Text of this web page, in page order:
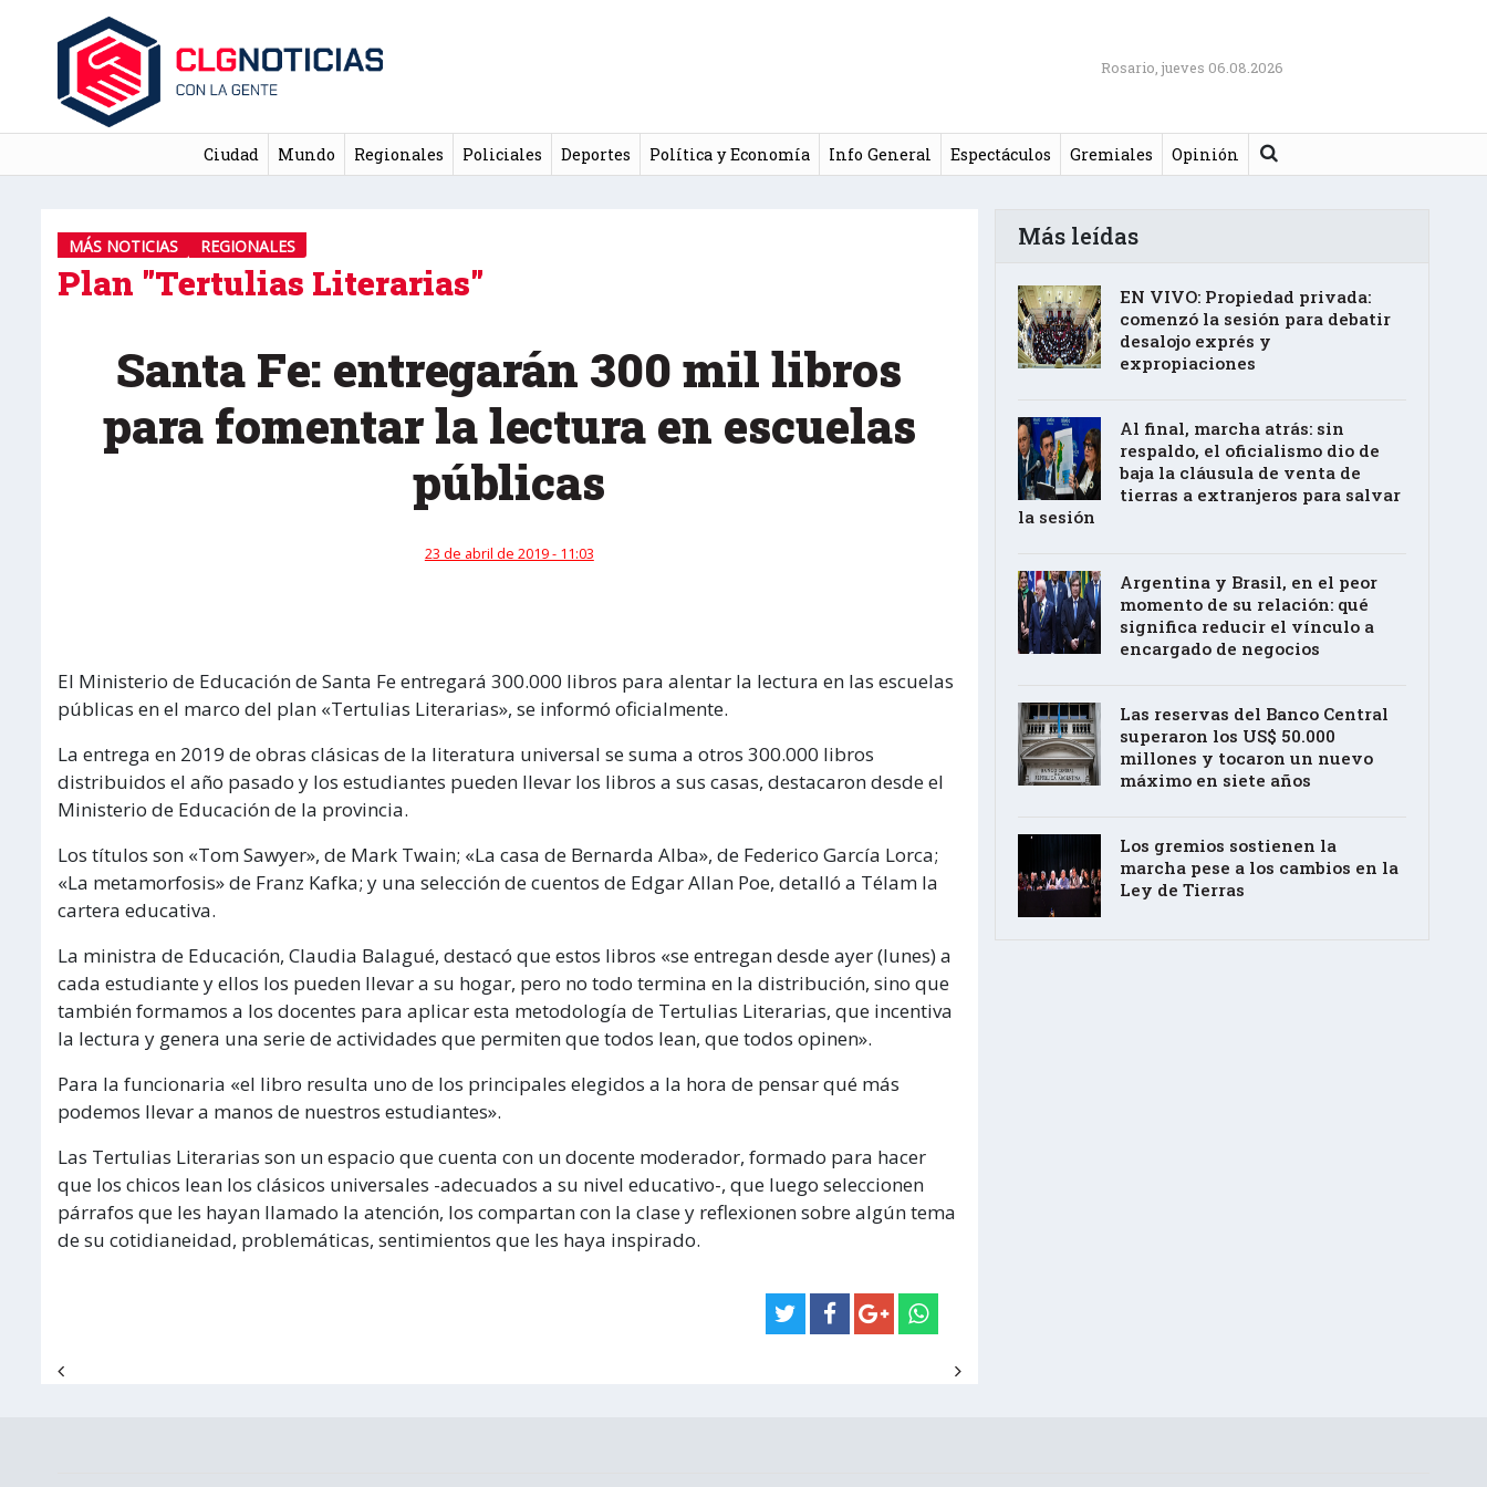
Rosario, jueves 06.08.2026
Ciudad Mundo Regionales Policiales Deportes Política y Economía Info General Espectáculos Gremiales Opinión Buscar
MÁS NOTICIAS REGIONALES
Plan "Tertulias Literarias"
Santa Fe: entregarán 300 mil libros
para fomentar la lectura en escuelas
públicas
23 de abril de 2019 - 11:03
El Ministerio de Educación de Santa Fe entregará 300.000 libros para alentar la lectura en las escuelas
públicas en el marco del plan «Tertulias Literarias», se informó oficialmente.
La entrega en 2019 de obras clásicas de la literatura universal se suma a otros 300.000 libros
distribuidos el año pasado y los estudiantes pueden llevar los libros a sus casas, destacaron desde el
Ministerio de Educación de la provincia.
Los títulos son «Tom Sawyer», de Mark Twain; «La casa de Bernarda Alba», de Federico García Lorca;
«La metamorfosis» de Franz Kafka; y una selección de cuentos de Edgar Allan Poe, detalló a Télam la
cartera educativa.
La ministra de Educación, Claudia Balagué, destacó que estos libros «se entregan desde ayer (lunes) a
cada estudiante y ellos los pueden llevar a su hogar, pero no todo termina en la distribución, sino que
también formamos a los docentes para aplicar esta metodología de Tertulias Literarias, que incentiva
la lectura y genera una serie de actividades que permiten que todos lean, que todos opinen».
Para la funcionaria «el libro resulta uno de los principales elegidos a la hora de pensar qué más
podemos llevar a manos de nuestros estudiantes».
Las Tertulias Literarias son un espacio que cuenta con un docente moderador, formado para hacer
que los chicos lean los clásicos universales -adecuados a su nivel educativo-, que luego seleccionen
párrafos que les hayan llamado la atención, los compartan con la clase y reflexionen sobre algún tema
de su cotidianeidad, problemáticas, sentimientos que les haya inspirado.
Más leídas
EN VIVO: Propiedad privada:
comenzó la sesión para debatir
desalojo exprés y
expropiaciones
Al final, marcha atrás: sin
respaldo, el oficialismo dio de
baja la cláusula de venta de
tierras a extranjeros para salvar
la sesión
Argentina y Brasil, en el peor
momento de su relación: qué
significa reducir el vínculo a
encargado de negocios
Las reservas del Banco Central
superaron los US$ 50.000
millones y tocaron un nuevo
máximo en siete años
Los gremios sostienen la
marcha pese a los cambios en la
Ley de Tierras